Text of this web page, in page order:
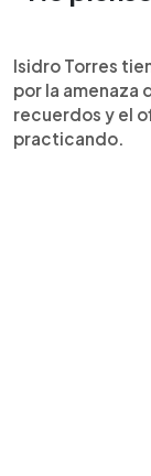
Isidro Torres
por la amenaza
recuerdos y el
practicando.